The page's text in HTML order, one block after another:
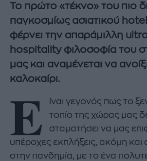
Το πρώτο «τέκνο» του πιο
παγκοσμίως ασιατικού
φέρνει την απαράμιλλη
hospitality φιλοσοφία του
μας και αναμένεται να
καλοκαίρι.
Ε
ίναι γεγονός πως το
τοπίο της χώρας μας
σταματήσει να μας
υπέροχες εκπλήξεις, ακόμη
στην πανδημία, με το ένα